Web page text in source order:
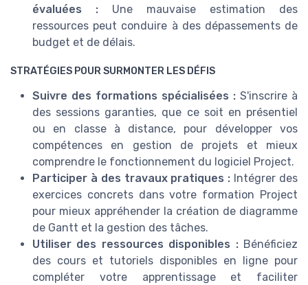
évaluées : Une mauvaise estimation des
ressources peut conduire à des dépassements de
budget et de délais.
STRATÉGIES POUR SURMONTER LES DÉFIS
Suivre des formations spécialisées : S'inscrire à
des sessions garanties, que ce soit en présentiel
ou en classe à distance, pour développer vos
compétences en gestion de projets et mieux
comprendre le fonctionnement du logiciel Project.
Participer à des travaux pratiques : Intégrer des
exercices concrets dans votre formation Project
pour mieux appréhender la création de diagramme
de Gantt et la gestion des tâches.
Utiliser des ressources disponibles :Bénéficiez
des cours et tutoriels disponibles en ligne pour
compléter votre apprentissage et faciliter